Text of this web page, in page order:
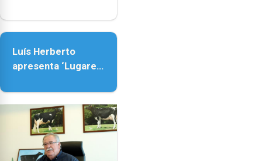
Senhora da
Luís Herberto
apresenta ‘Lugares